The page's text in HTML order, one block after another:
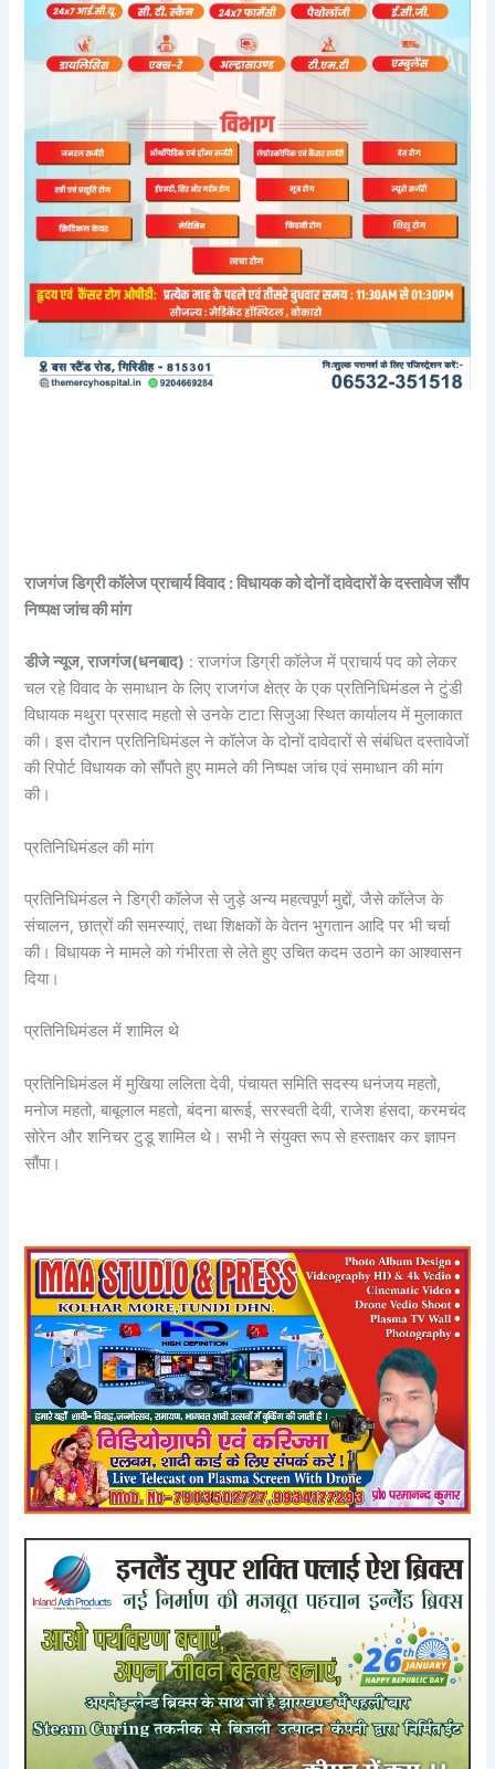
राजगंज डिग्री कॉलेज प्राचार्य विवाद : विधायक को दोनों दावेदारों के दस्तावेज सौंप
निष्पक्ष जांच की मांग
डीजे न्यूज, राजगंज(धनबाद) : राजगंज डिग्री कॉलेज में प्राचार्य पद को लेकर
चल रहे विवाद के समाधान के लिए राजगंज क्षेत्र के एक प्रतिनिधिमंडल ने टुंडी
विधायक मथुरा प्रसाद महतो से उनके टाटा सिजुआ स्थित कार्यालय में मुलाकात
की। इस दौरान प्रतिनिधिमंडल ने कॉलेज के दोनों दावेदारों से संबंधित दस्तावेजों
की रिपोर्ट विधायक को सौंपते हुए मामले की निष्पक्ष जांच एवं समाधान की मांग
की।
प्रतिनिधिमंडल की मांग
प्रतिनिधिमंडल ने डिग्री कॉलेज से जुड़े अन्य महत्वपूर्ण मुद्दों, जैसे कॉलेज के
संचालन, छात्रों की समस्याएं, तथा शिक्षकों के वेतन भुगतान आदि पर भी चर्चा
की। विधायक ने मामले को गंभीरता से लेते हुए उचित कदम उठाने का आश्वासन
दिया।
प्रतिनिधिमंडल में शामिल थे
प्रतिनिधिमंडल में मुखिया ललिता देवी, पंचायत समिति सदस्य धनंजय महतो,
मनोज महतो, बाबूलाल महतो, बंदना बारूई, सरस्वती देवी, राजेश हंसदा, करमचंद
सोरेन और शनिचर टुडू शामिल थे। सभी ने संयुक्त रूप से हस्ताक्षर कर ज्ञापन
सौंपा।